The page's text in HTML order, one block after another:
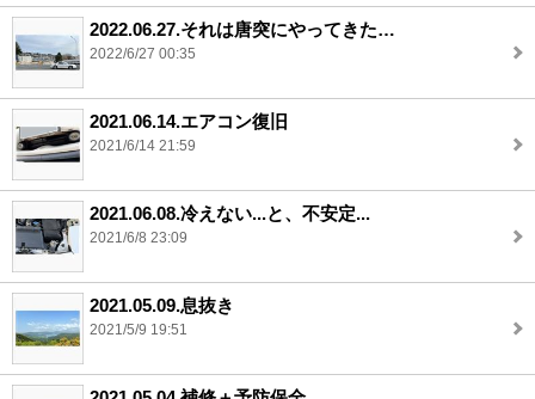
2022.06.27.それは唐突にやってきた…
2022/6/27 00:35
2021.06.14.エアコン復旧
2021/6/14 21:59
2021.06.08.冷えない...と、不安定...
2021/6/8 23:09
2021.05.09.息抜き
2021/5/9 19:51